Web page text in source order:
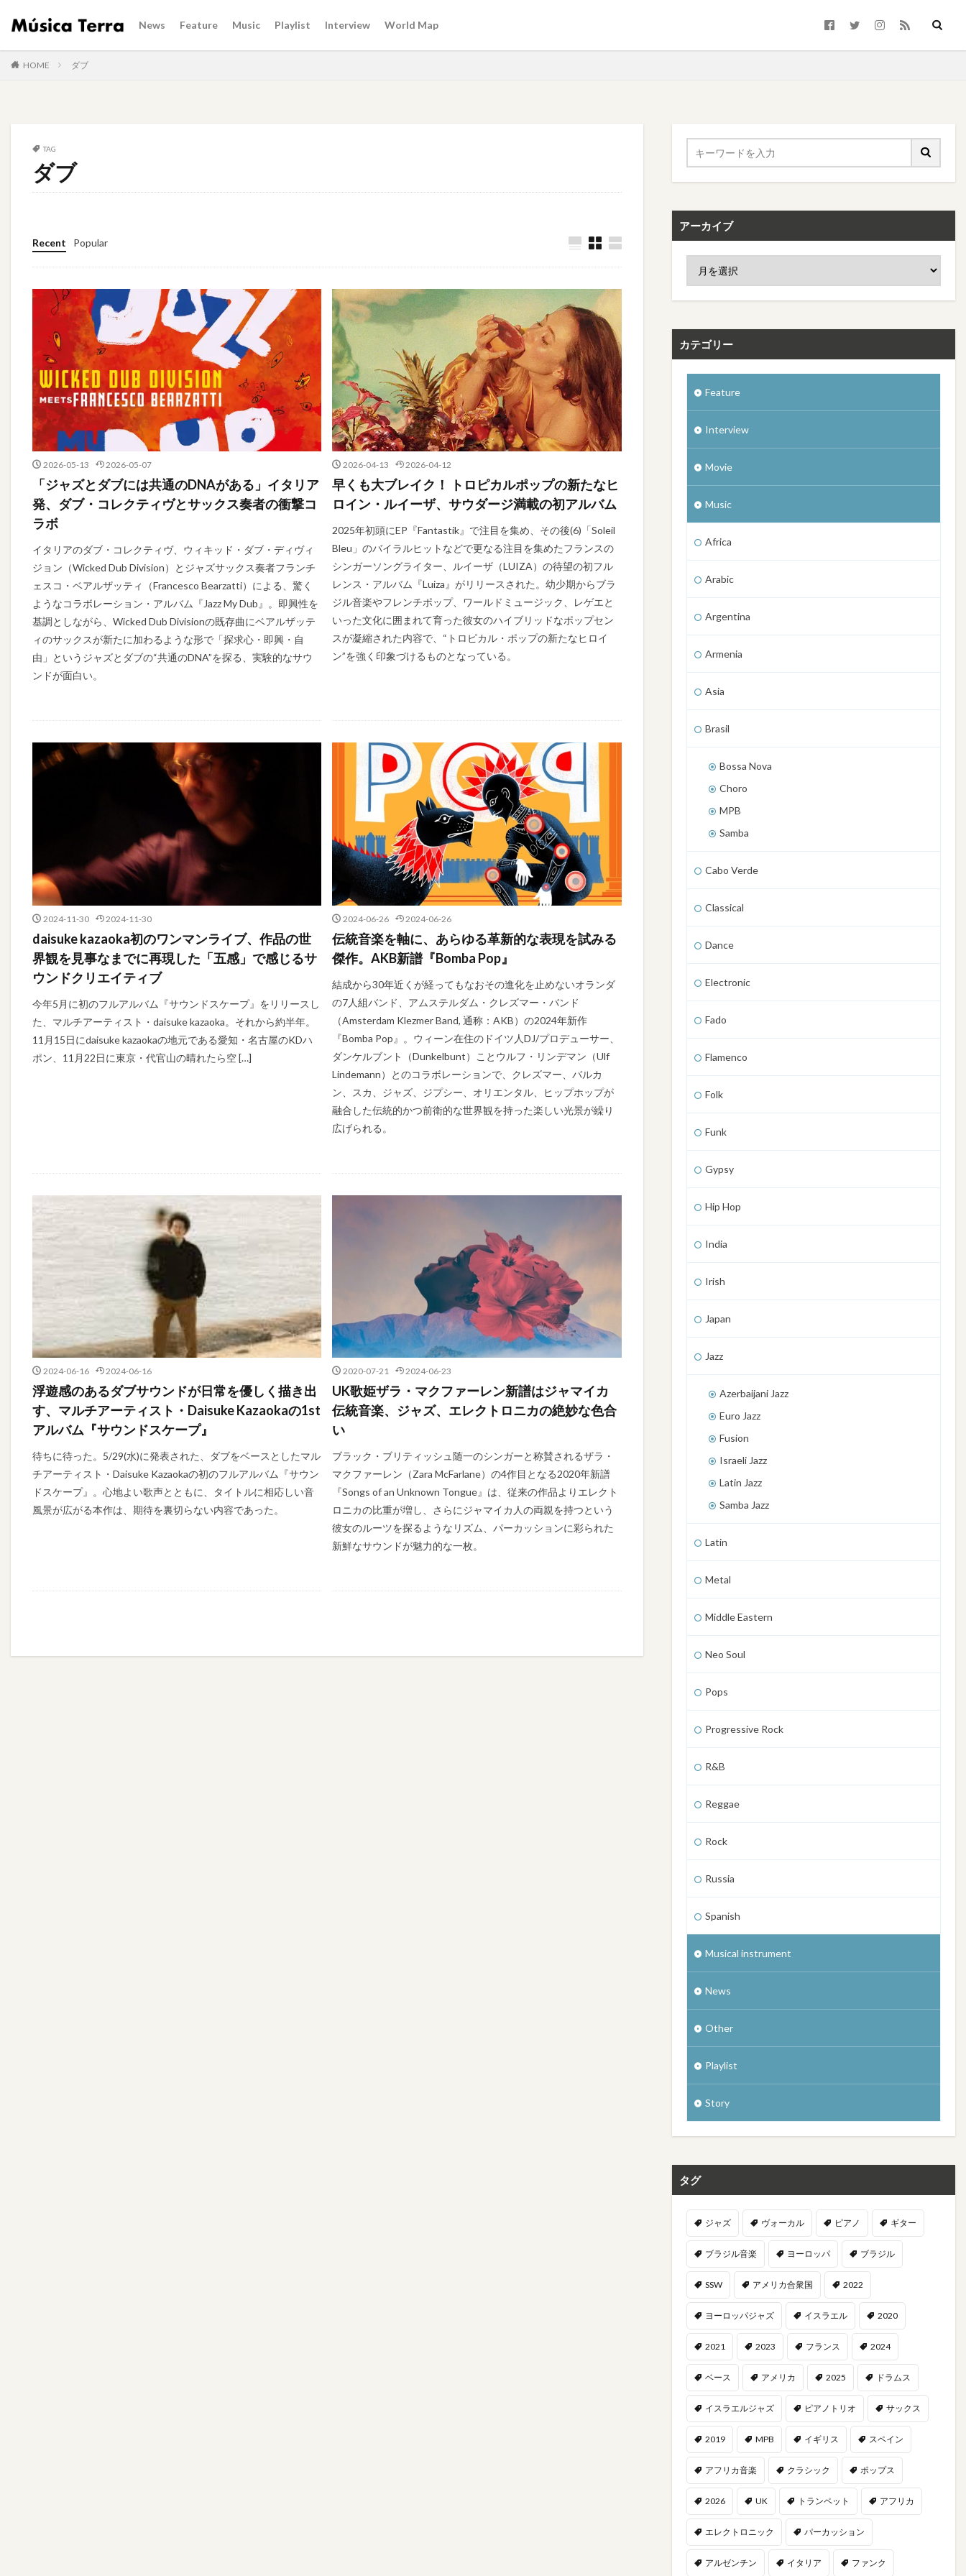
News Feature Music Playlist Interview World Map
HOME ダブ
TAG
ダブ
Recent Popular
2026-05-13 2026-05-07
「ジャズとダブには共通のDNAがある」イタリア
発、ダブ・コレクティヴとサックス奏者の衝撃コ
ラボ
イタリアのダブ・コレクティヴ、ウィキッド・ダブ・ディヴィ
ジョン（Wicked Dub Division）とジャズサックス奏者フランチ
ェスコ・ベアルザッティ（Francesco Bearzatti）による、驚く
ようなコラボレーション・アルバム『Jazz My Dub』。即興性を
基調としながら、Wicked Dub Divisionの既存曲にベアルザッテ
ィのサックスが新たに加わるような形で「探求心・即興・自
由」というジャズとダブの“共通のDNA”を探る、実験的なサウ
ンドが面白い。
2026-04-13 2026-04-12
早くも大ブレイク！ トロピカルポップの新たなヒ
ロイン・ルイーザ、サウダージ満載の初アルバム
2025年初頭にEP『Fantastik』で注目を集め、その後(6)「Soleil
Bleu」のバイラルヒットなどで更なる注目を集めたフランスの
シンガーソングライター、ルイーザ（LUIZA）の待望の初フル
レンス・アルバム『Luiza』がリリースされた。幼少期からブラ
ジル音楽やフレンチポップ、ワールドミュージック、レゲエと
いった文化に囲まれて育った彼女のハイブリッドなポップセン
スが凝縮された内容で、“トロピカル・ポップの新たなヒロイ
ン”を強く印象づけるものとなっている。
2024-11-30 2024-11-30
daisuke kazaoka初のワンマンライブ、作品の世
界観を見事なまでに再現した「五感」で感じるサ
ウンドクリエイティブ
今年5月に初のフルアルバム『サウンドスケープ』をリリースし
た、マルチアーティスト・daisuke kazaoka。それから約半年。
11月15日にdaisuke kazaokaの地元である愛知・名古屋のKDハ
ポン、11月22日に東京・代官山の晴れたら空 […]
2024-06-26 2024-06-26
伝統音楽を軸に、あらゆる革新的な表現を試みる
傑作。AKB新譜『Bomba Pop』
結成から30年近くが経ってもなおその進化を止めないオランダ
の7人組バンド、アムステルダム・クレズマー・バンド
（Amsterdam Klezmer Band, 通称：AKB）の2024年新作
『Bomba Pop』。ウィーン在住のドイツ人DJ/プロデューサー、
ダンケルブント（Dunkelbunt）ことウルフ・リンデマン（Ulf
Lindemann）とのコラボレーションで、クレズマー、バルカ
ン、スカ、ジャズ、ジプシー、オリエンタル、ヒップホップが
融合した伝統的かつ前衛的な世界観を持った楽しい光景が繰り
広げられる。
2024-06-16 2024-06-16
浮遊感のあるダブサウンドが日常を優しく描き出
す、マルチアーティスト・Daisuke Kazaokaの1st
アルバム『サウンドスケープ』
待ちに待った。5/29(水)に発表された、ダブをベースとしたマル
チアーティスト・Daisuke Kazaokaの初のフルアルバム『サウン
ドスケープ』。心地よい歌声とともに、タイトルに相応しい音
風景が広がる本作は、期待を裏切らない内容であった。
2020-07-21 2024-06-23
UK歌姫ザラ・マクファーレン新譜はジャマイカ
伝統音楽、ジャズ、エレクトロニカの絶妙な色合
い
ブラック・ブリティッシュ随一のシンガーと称賛されるザラ・
マクファーレン（Zara McFarlane）の4作目となる2020年新譜
『Songs of an Unknown Tongue』は、従来の作品よりエレクト
ロニカの比重が増し、さらにジャマイカ人の両親を持つという
彼女のルーツを探るようなリズム、パーカッションに彩られた
新鮮なサウンドが魅力的な一枚。
アーカイブ
カテゴリー
Feature
Interview
Movie
Music
Africa
Arabic
Argentina
Armenia
Asia
Brasil
Bossa Nova
Choro
MPB
Samba
Cabo Verde
Classical
Dance
Electronic
Fado
Flamenco
Folk
Funk
Gypsy
Hip Hop
India
Irish
Japan
Jazz
Azerbaijani Jazz
Euro Jazz
Fusion
Israeli Jazz
Latin Jazz
Samba Jazz
Latin
Metal
Middle Eastern
Neo Soul
Pops
Progressive Rock
R&B
Reggae
Rock
Russia
Spanish
Musical instrument
News
Other
Playlist
Story
タグ
ジャズ ヴォーカル ピアノ ギター
ブラジル音楽 ヨーロッパ ブラジル
SSW アメリカ合衆国 2022
ヨーロッパジャズ イスラエル 2020
2021 2023 フランス 2024
ベース アメリカ 2025 ドラムス
イスラエルジャズ ピアノトリオ サックス
2019 MPB イギリス スペイン
アフリカ音楽 クラシック ポップス
2026 UK トランペット アフリカ
エレクトロニック パーカッション
アルゼンチン イタリア ファンク